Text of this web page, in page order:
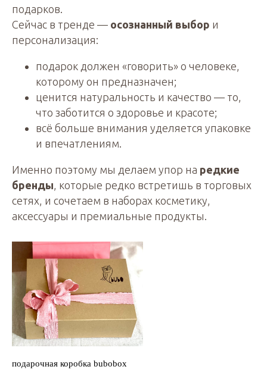
подарков.
Сейчас в тренде — осознанный выбор и
персонализация:
подарок должен «говорить» о человеке,
которому он предназначен;
ценится натуральность и качество — то,
что заботится о здоровье и красоте;
всё больше внимания уделяется упаковке
и впечатлениям.
Именно поэтому мы делаем упор на редкие
бренды, которые редко встретишь в торговых
сетях, и сочетаем в наборах косметику,
аксессуары и премиальные продукты.
подарочная коробка bubobox